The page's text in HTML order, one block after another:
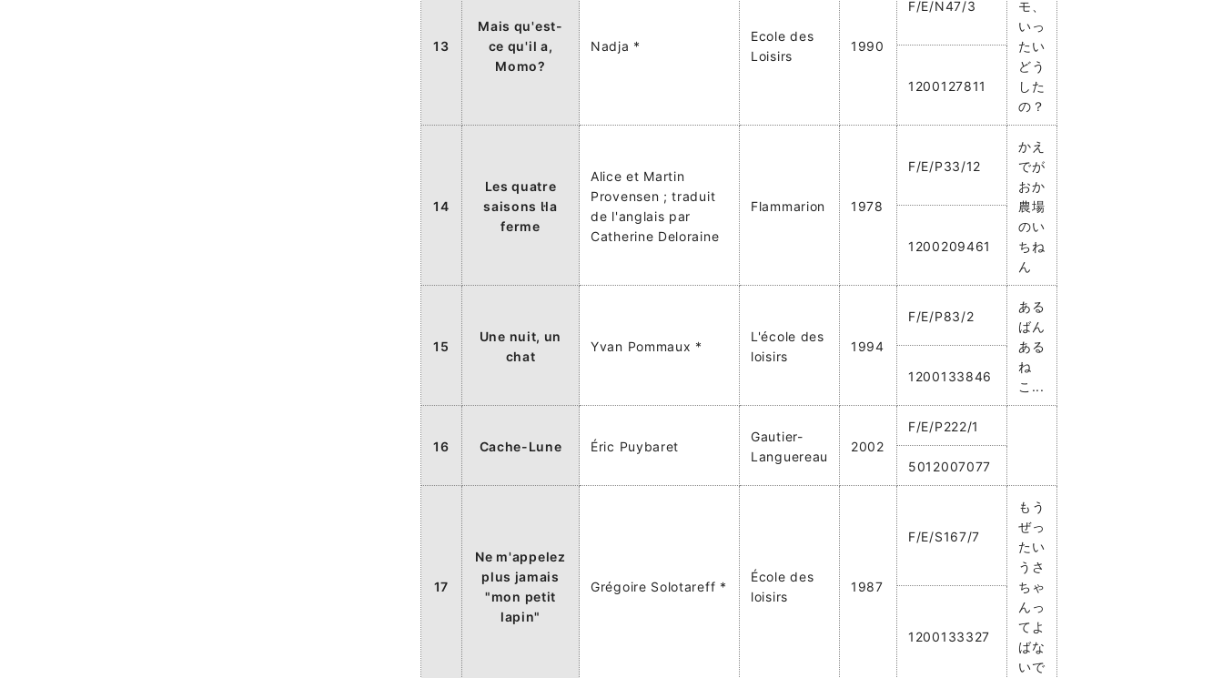
13
Mais qu'est-
ce qu'il a,
Momo?
Nadja *
Ecole des
Loisirs
1990
F/E/N47/3
モ、
いっ
たい
どう
した
の？
1200127811
14
Les quatre
saisons la
ferme
Alice et Martin
Provensen ; traduit
de l'anglais par
Catherine Deloraine
Flammarion 1978
F/E/P33/12
かえ
でが
おか
農場
のい
ちね
ん
1200209461
15
Une nuit, un
chat
Yvan Pommaux *
L'école des
loisirs
1994
F/E/P83/2
ある
ばん
ある
ね
こ...
1200133846
16 Cache-Lune Éric Puybaret
Gautier-
Languereau
2002
F/E/P222/1
5012007077
17
Ne m'appelez
plus jamais
"mon petit
lapin"
Grégoire Solotareff *
École des
loisirs
1987
F/E/S167/7
もう
ぜっ
たい
うさ
ちゃ
んっ
てよ
ばな
いで
1200133327